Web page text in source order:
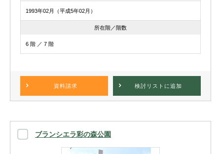
1993年02月（平成5年02月）
所在階／階数
6 階 ／ 7 階
資料請求 検討リスト に追加
ブランシエラ彩の森公園